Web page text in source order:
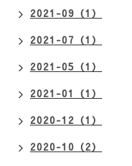
2021-09（1）
2021-07（1）
2021-05（1）
2021-01（1）
2020-12（1）
2020-10（2）